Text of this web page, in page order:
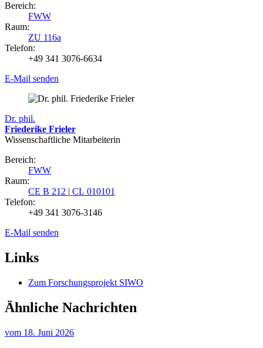
Bereich:
FWW
Raum:
ZU 116a
Telefon:
+49 341 3076-6634
E-Mail senden
Dr. phil.
Friederike Frieler
Wissenschaftliche Mitarbeiterin
Bereich:
FWW
Raum:
CE B 212
CL 010101
Telefon:
+49 341 3076-3146
E-Mail senden
Links
Zum Forschungsprojekt SIWO
Ähnliche Nachrichten
vom 18. Juni 2026